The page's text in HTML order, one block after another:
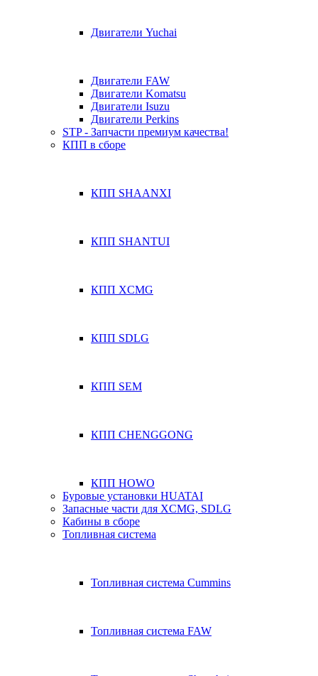
Двигатели Yuchai
Двигатели FAW
Двигатели Komatsu
Двигатели Isuzu
Двигатели Perkins
STP - Запчасти премиум качества!
КПП в сборе
КПП SHAANXI
КПП SHANTUI
КПП XCMG
КПП SDLG
КПП SEM
КПП CHENGGONG
КПП HOWO
Буровые установки HUATAI
Запасные части для XCMG, SDLG
Кабины в сборе
Топливная система
Топливная система Cummins
Топливная система FAW